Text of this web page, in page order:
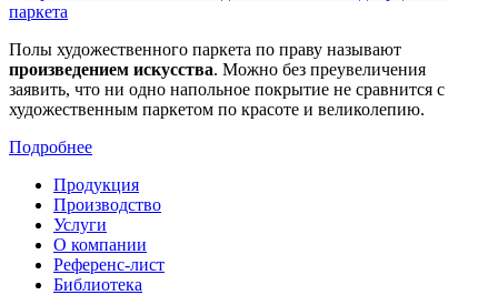
Полы художественного паркета по праву называют
произведением искусства. Можно без преувеличения
заявить, что ни одно напольное покрытие не сравнится с
художественным паркетом по красоте и великолепию.
Подробнее
Продукция
Производство
Услуги
О компании
Референс-лист
Библиотека